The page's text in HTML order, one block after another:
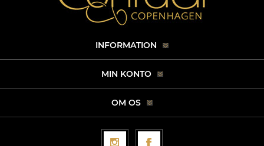
INFORMATION
MIN KONTO
OM OS